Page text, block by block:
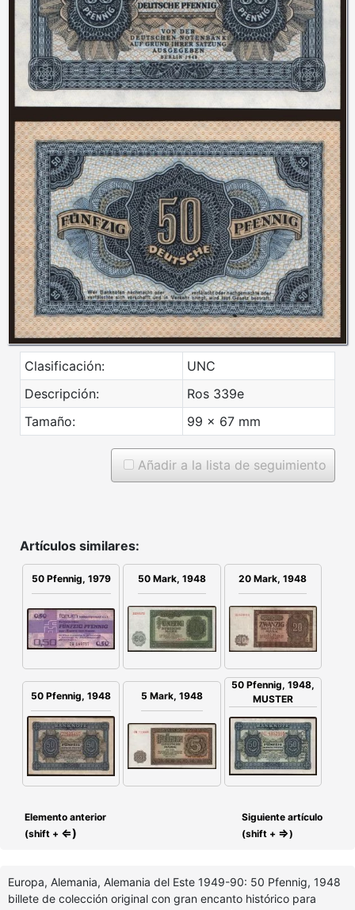
Clasificación:
UNC
Descripción:
Ros 339e
Tamaño:
99 x 67 mm
Añadir a la lista de seguimiento
Artículos similares:
50 Pfennig, 1979 50 Mark, 1948 20 Mark, 1948
50 Pfennig, 1948 5 Mark, 1948
50 Pfennig, 1948,
MUSTER
Elemento anterior
(shift + ⇐)
Siguiente artículo
(shift + ⇒)
Europa, Alemania, Alemania del Este 1949-90: 50 Pfennig, 1948
billete de colección original con gran encanto histórico para